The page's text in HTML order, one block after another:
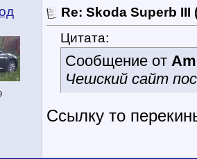
Re: Skoda Superb III
Цитата:
Сообщение от
Чешский сайт
Ссылку то